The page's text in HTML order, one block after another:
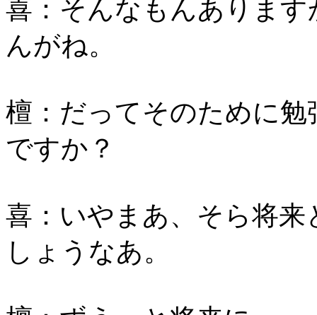
喜：そんなもんありま
んがね。
檀：だってそのために
ですか？
喜：いやまあ、そら将
しょうなあ。